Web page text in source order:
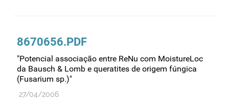
8670656.PDF
"Potencial associação entre ReNu com MoistureLoc
da Bausch & Lomb e queratites de origem fúngica
(Fusarium sp.)"
27/04/2006